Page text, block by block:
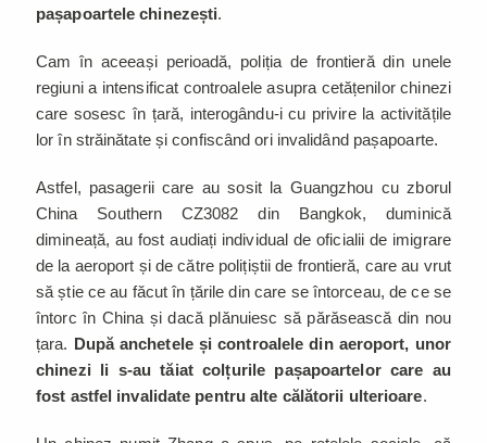
pașapoartele chinezești.
Cam în aceeași perioadă, poliția de frontieră din unele
regiuni a intensificat controalele asupra cetățenilor chinezi
care sosesc în țară, interogându-i cu privire la activitățile
lor în străinătate și confiscând ori invalidând pașapoarte.
Astfel, pasagerii care au sosit la Guangzhou cu zborul
China Southern CZ3082 din Bangkok, duminică
dimineață, au fost audiați individual de oficialii de imigrare
de la aeroport și de către polițiștii de frontieră, care au vrut
să știe ce au făcut în țările din care se întorceau, de ce se
întorc în China și dacă plănuiesc să părăsească din nou
țara. După anchetele și controalele din aeroport, unor
chinezi li s-au tăiat colțurile pașapoartelor care au
fost astfel invalidate pentru alte călătorii ulterioare.